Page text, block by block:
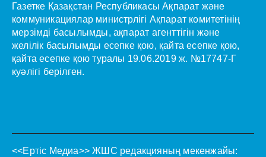
Газетке Қазақстан Республикасы Ақпарат және
коммуникациялар министрлігі Ақпарат комитетінің
мерзімді басылымды, ақпарат агенттігін және
желілік басылымды есепке қою, қайта есепке қою,
қайта есепке қою туралы 19.06.2019 ж. №17747-Г
куәлігі берілген.
<<Ертіс Медиа>> ЖШС редакцияның мекенжайы: